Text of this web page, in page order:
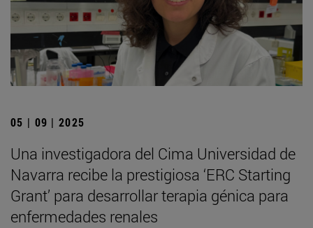
05 | 09 | 2025
Una investigadora del Cima Universidad de
Navarra recibe la prestigiosa ‘ERC Starting
Grant’ para desarrollar terapia génica para
enfermedades renales